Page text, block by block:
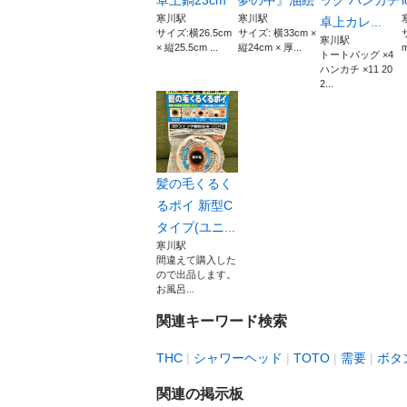
寒川駅
サイズ:横26.5cm
× 縦25.5cm ...
寒川駅
サイズ: 横33cm ×
縦24cm × 厚...
卓上カレ...
寒川駅
トートバッグ ×4
ハンカチ ×11 20
2...
髪の毛くるく
るポイ 新型C
タイプ(ユニ...
寒川駅
間違えて購入した
ので出品します。
お風呂...
関連キーワード検索
THC シャワーヘッド TOTO 需要 ボタ
関連の掲示板